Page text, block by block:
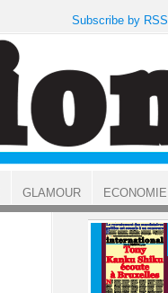
Subscribe by RSS
GLAMOUR ECONOMIE